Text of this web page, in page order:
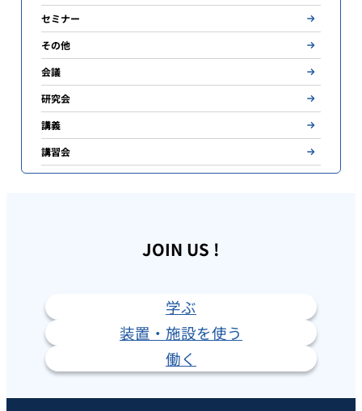
セミナー
その他
会議
研究会
講義
講習会
JOIN US !
学ぶ
装置・施設を使う
働く